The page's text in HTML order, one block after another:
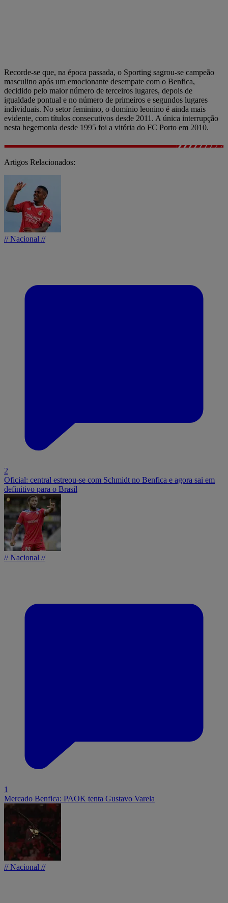
Recorde-se que, na época passada, o Sporting sagrou-se campeão
masculino após um emocionante desempate com o Benfica,
decidido pelo maior número de terceiros lugares, depois de
igualdade pontual e no número de primeiros e segundos lugares
individuais. No setor feminino, o domínio leonino é ainda mais
evidente, com títulos consecutivos desde 2011. A única interrupção
nesta hegemonia desde 1995 foi a vitória do FC Porto em 2010.
Artigos Relacionados:
// Nacional //
2
Oficial: central estreou-se com Schmidt no Benfica e agora sai em
definitivo para o Brasil
// Nacional //
1
Mercado Benfica: PAOK tenta Gustavo Varela
// Nacional //